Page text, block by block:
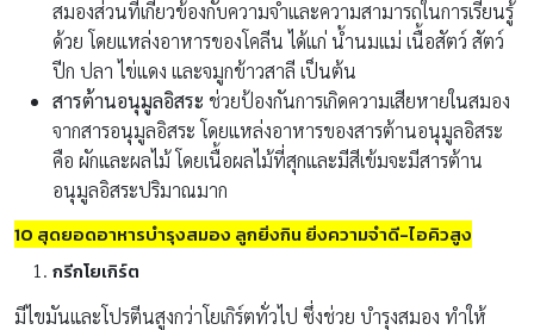
สมองส่วนที่เกี่ยวข้องกับความจำและความสามารถในการเรียนรู้
ด้วย โดยแหล่งอาหารของโคลีน ได้แก่ น้ำนมแม่ เนื้อสัตว์ สัตว์
ปีก ปลา ไข่แดง และจมูกข้าวสาลี เป็นต้น
สารต้านอนุมูลอิสระ ช่วยป้องกันการเกิดความเสียหายในสมอง
จากสารอนุมูลอิสระ โดยแหล่งอาหารของสารต้านอนุมูลอิสระ
คือ ผักและผลไม้ โดยเนื้อผลไม้ที่สุกและมีสีเข้มจะมีสารต้าน
อนุมูลอิสระปริมาณมาก
10 สุดยอดอาหารบำรุงสมอง ลูกยิ่งกิน ยิ่งความจำดี-ไอคิวสูง
กรีกโยเกิร์ต
มีไขมันและโปรตีนสูงกว่าโยเกิร์ตทั่วไป ซึ่งช่วย บำรุงสมอง ทำให้